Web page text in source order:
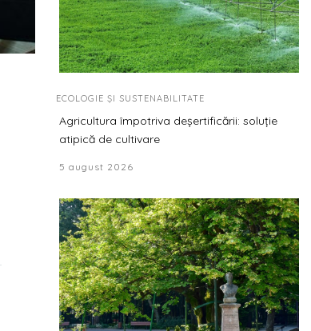
ECOLOGIE ȘI SUSTENABILITATE
Agricultura împotriva deșertificării: soluție
atipică de cultivare
5 august 2026